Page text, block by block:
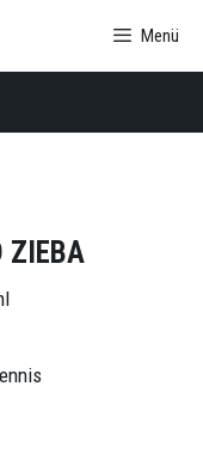
Menü
ZIEBA